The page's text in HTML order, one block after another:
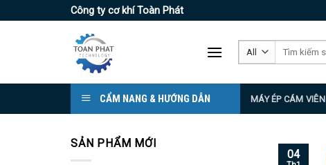
to
Công ty cơ khí Toàn Phát
Tìm
CẨM NANG & HƯỚNG DẪN MÁY ÉP CÁM VIÊN
SẢN PHẨM MỚI
04